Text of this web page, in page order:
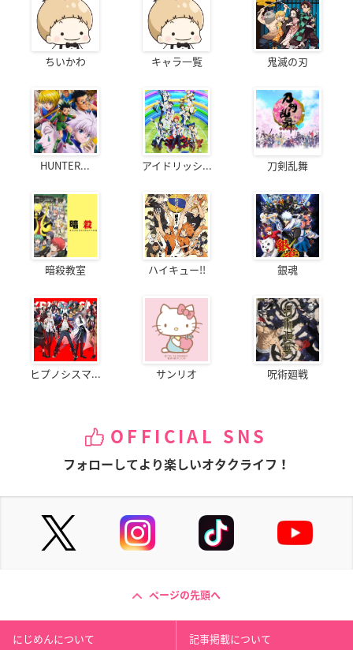
ちいかわ キャラ一覧 鬼滅の刃
HUNTER... アイドリッシ... 刀剣乱舞
暗殺教室 ハイキュー!! 銀魂
ヒプノシスマ... サンリオ 呪術廻戦
OFFICIAL SNS
フォローしてより楽しいオタクライフ！
ページの先頭へ
にじめんについて 記事掲載について